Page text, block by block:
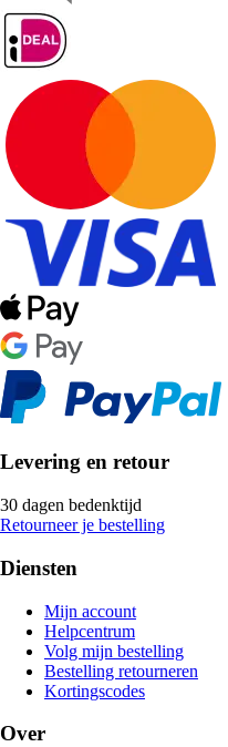
Levering en retour
30 dagen bedenktijd
Retourneer je bestelling
Diensten
Mijn account
Helpcentrum
Volg mijn bestelling
Bestelling retourneren
Kortingscodes
Over